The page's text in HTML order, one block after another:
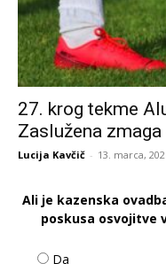
27. krog tekme
Zaslužena
Lucija Kavčič - 13. marca,
Ali je kazenska
poskusa osvojitve
Da